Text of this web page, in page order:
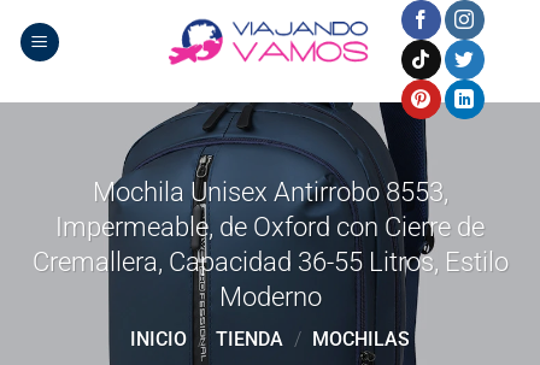
Mochila Unisex Antirrobo 8553,
Impermeable, de Oxford con Cierre de
Cremallera, Capacidad 36-55 Litros, Estilo
Moderno
INICIO / TIENDA / MOCHILAS